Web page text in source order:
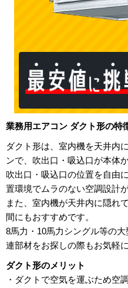
業務用エアコン ダクト形の特
ダクト形は、室内機を天井内
ンで、吹出口・吸込口が本体
吹出口・吸込口の位置を自由
置環境でムラのない空調設計
また、室内機が天井内に隠れ
間にもおすすめです。
8馬力・10馬力シングル等の
連部材をお探しの際もお気軽
ダクト形のメリット
・ダクトで空気を運ぶため空